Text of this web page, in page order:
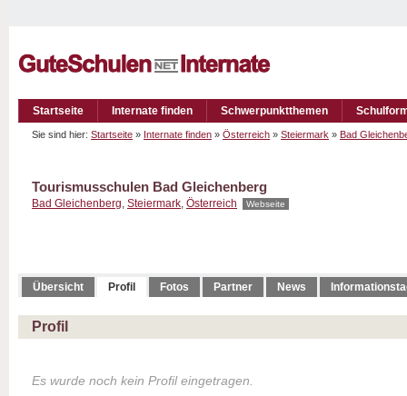
Startseite Internate finden Schwerpunktthemen
Sie sind hier: Startseite » Internate finden » Österreich » Steiermark » Bad
Tourismusschulen Bad Gleichenberg
Bad Gleichenberg, Steiermark, Österreich Webseite
Übersicht Profil Fotos Partner News
Profil
Es wurde noch kein Profil eingetragen.